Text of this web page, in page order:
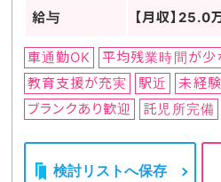
給与 【月収】25.0
車通勤OK 平均残業時間が少
教育支援が充実
駅近
未経
ブランクあり歓迎
託児所完備
検討リストへ保存